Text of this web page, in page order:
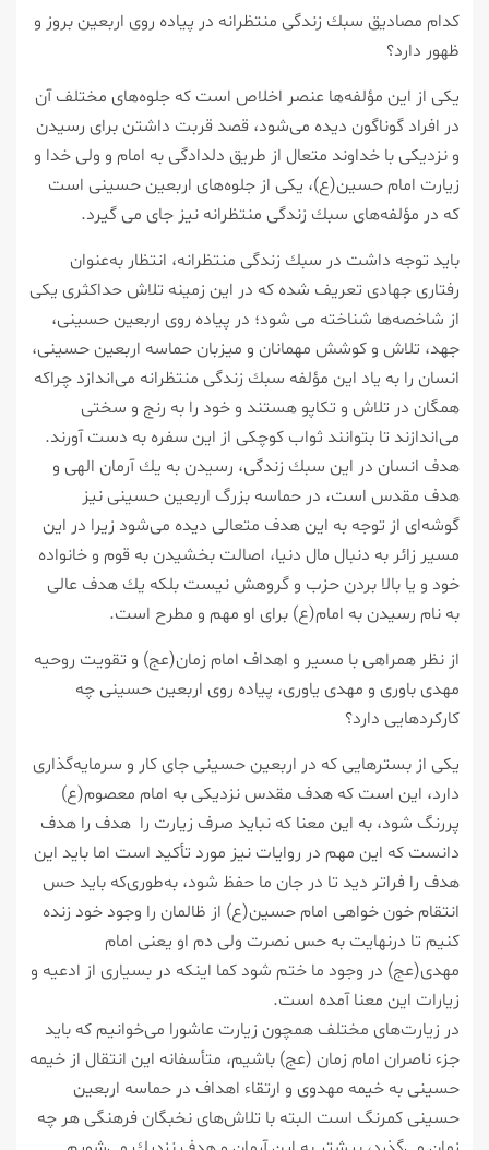
كدام مصادیق سبك زندگی منتظرانه در پیاده روی اربعین بروز و
ظهور دارد؟
یكی از این مؤلفه‌ها عنصر اخلاص است كه جلوه‌های مختلف آن
در افراد گوناگون دیده می‌شود، قصد قربت داشتن برای رسیدن
و نزدیكی با خداوند متعال از طریق دلدادگی به امام و ولی خدا و
زیارت امام حسین(ع)، یكی از جلوه‌های اربعین حسینی است
كه در مؤلفه‌های سبك زندگی منتظرانه نیز جای می گیرد.
باید توجه داشت در سبك زندگی منتظرانه، انتظار به‌عنوان
رفتاری جهادی تعریف شده كه در این زمینه تلاش حداكثری یكی
از شاخصه‌ها شناخته می شود؛ در پیاده روی اربعین حسینی،
جهد، تلاش و كوشش مهمانان و میزبان حماسه اربعین حسینی،
انسان را به یاد این مؤلفه سبك زندگی منتظرانه می‌اندازد چراكه
همگان در تلاش و تكاپو هستند و خود را به رنج و سختی
می‌اندازند تا بتوانند ثواب كوچكی از این سفره به دست آورند.
هدف انسان در این سبك زندگی، رسیدن به یك آرمان الهی و
هدف مقدس است، در حماسه بزرگ اربعین حسینی نیز
گوشه‌ای از توجه به این هدف متعالی دیده می‌شود زیرا در این
مسیر زائر به دنبال مال دنیا، اصالت بخشیدن به قوم و خانواده
خود و یا بالا بردن حزب و گروهش نیست بلكه یك هدف عالی
به نام رسیدن به امام(ع) برای او مهم و مطرح است.
از نظر همراهی با مسیر و اهداف امام زمان(عج) و تقویت روحیه
مهدی باوری و مهدی یاوری، پیاده روی اربعین حسینی چه
كاركردهایی دارد؟
یكی از بسترهایی كه در اربعین حسینی جای كار و سرمایه‌گذاری
دارد، این است كه هدف مقدس نزدیكی به امام معصوم(ع)
پررنگ شود، به این معنا كه نباید صرف زیارت را هدف را هدف
دانست كه این مهم در روایات نیز مورد تأكید است اما باید این
هدف را فراتر دید تا در جان ما حفظ شود، به‌طوری‌كه باید حس
انتقام خون خواهی امام حسین(ع) از ظالمان را وجود خود زنده
كنیم تا درنهایت به حس نصرت ولی دم او یعنی امام
مهدی(عج) در وجود ما ختم شود كما اینكه در بسیاری از ادعیه و
زیارات این معنا آمده است.
در زیارت‌های مختلف همچون زیارت عاشورا می‌خوانیم كه باید
جزء ناصران امام زمان (عج) باشیم، متأسفانه این انتقال از خیمه
حسینی به خیمه مهدوی و ارتقاء اهداف در حماسه اربعین
حسینی كمرنگ است البته با تلاش‌های نخبگان فرهنگی هر چه